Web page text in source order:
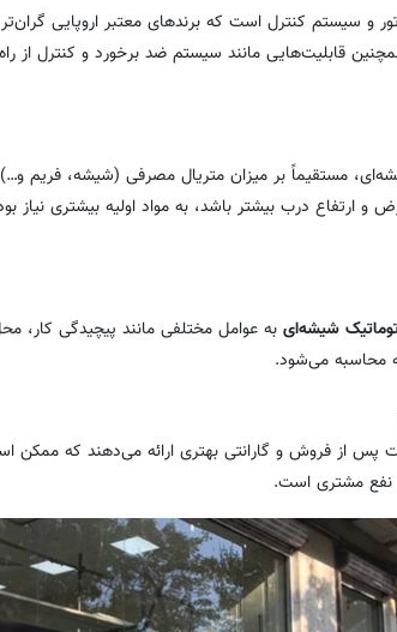
و سیستم کنترل است که برندهای معتبر اروپایی
قابلیت‌هایی مانند سیستم ضد برخورد و کنترل از
مستقیماً بر میزان متریال مصرفی (شیشه، فریم
و ارتفاع درب بیشتر باشد، به مواد اولیه بیشتری نیاز
شیشه‌ای به عوامل مختلفی مانند پیچیدگی
محاسبه می‌شود.
پس از فروش و گارانتی بهتری ارائه می‌دهند که ممکن
نفع مشتری است.